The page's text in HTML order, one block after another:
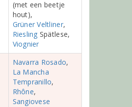
(met een beetje
hout),
Grüner Veltliner,
Riesling Spätlese,
Viognier
Navarra Rosado,
La Mancha
Tempranillo,
Rhône,
Sangiovese